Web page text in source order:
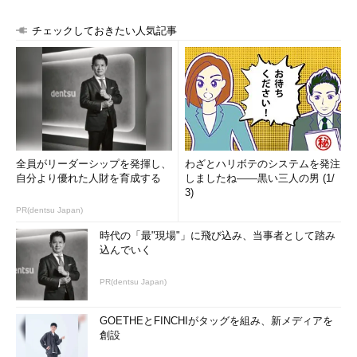
チェックしておきたい人気記事
全員がリーダーシップを発揮し、
自分より優れた人財を育成する
PR(dentsu Japan)
わざとハリボテのシステムを発注
しましたね――黒い三人の男 (1/
3)
時代の「最"現場"」に飛び込み、当事者として踏み
込んでいく
PR(dentsu Japan)
GOETHEとFINCHIがタッグを組み、新メディアを
創設